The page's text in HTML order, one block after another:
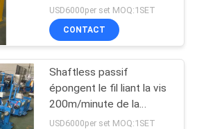
cuivre
la machine
39
cuivre lié
USD6000per set MOQ:1SET
CONTACT
Shaftless passif
épongent le fil liant la vis
200m/minute de la
machine 0.7mm
USD6000per set MOQ:1SET